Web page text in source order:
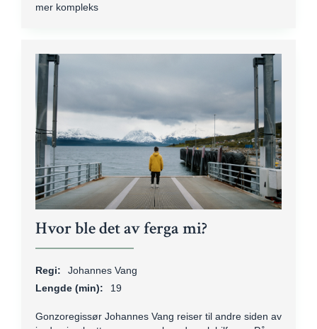
mer kompleks
Hvor ble det av ferga mi?
Regi:
Johannes Vang
Lengde (min):
19
Gonzoregissør Johannes Vang reiser til andre siden av